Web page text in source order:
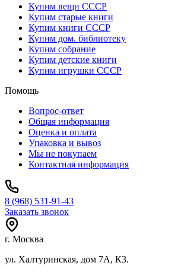
Купим вещи СССР
Купим старые книги
Купим книги СССР
Купим дом. библиотеку
Купим собрание
Купим детские книги
Купим игрушки СССР
Помощь
Вопрос-ответ
Общая информация
Оценка и оплата
Упаковка и вывоз
Мы не покупаем
Контактная информация
8 (968) 531-91-43
Заказать звонок
г. Москва
ул. Халтуринская, дом 7А, К3.